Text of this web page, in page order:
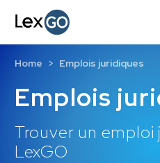
Emplois
Trouver un emploi
LexGO
Home Emplois juridiques